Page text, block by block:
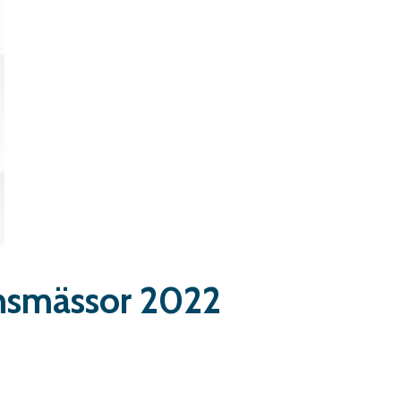
2022Kontakta oss